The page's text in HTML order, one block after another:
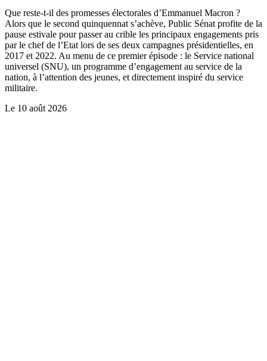
Que reste-t-il des promesses électorales d’Emmanuel Macron ?
Alors que le second quinquennat s’achève, Public Sénat profite de la
pause estivale pour passer au crible les principaux engagements pris
par le chef de l’Etat lors de ses deux campagnes présidentielles, en
2017 et 2022. Au menu de ce premier épisode : le Service national
universel (SNU), un programme d’engagement au service de la
nation, à l’attention des jeunes, et directement inspiré du service
militaire.
Le 10 août 2026